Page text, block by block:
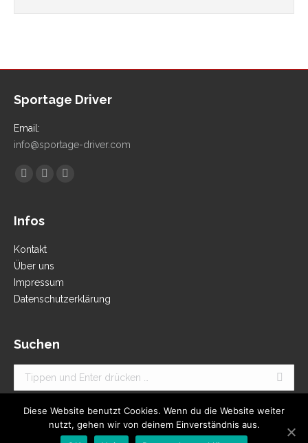
Sportage Driver
Email:
info@sportage-driver.com
Finden Sie uns auf:
Infos
Kontakt
Über uns
Impressum
Datenschutzerklärung
Suchen
Search:
Diese Website benutzt Cookies. Wenn du die Website weiter
nutzt, gehen wir von deinem Einverständnis aus.